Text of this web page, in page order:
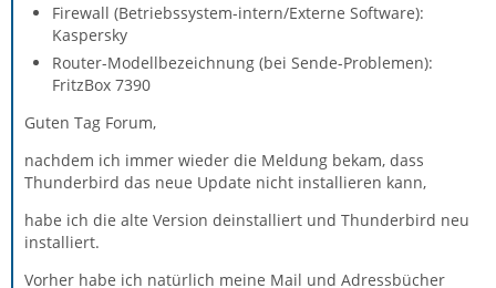
Firewall (Betriebssystem-intern/Externe Software):
Kaspersky
Router-Modellbezeichnung (bei Sende-Problemen):
FritzBox 7390
Guten Tag Forum,
nachdem ich immer wieder die Meldung bekam, dass
Thunderbird das neue Update nicht installieren kann,
habe ich die alte Version deinstalliert und Thunderbird neu
installiert.
Vorher habe ich natürlich meine Mail und Adressbücher